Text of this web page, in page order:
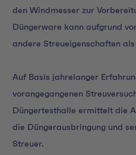
den Windmesser zur
Düngerware kann aufgrund
andere Streueigenschaften
Auf Basis jahrelanger
vorangegangenen
Düngertesthalle ermittelt die
die Düngerausbringung und
Streuer.